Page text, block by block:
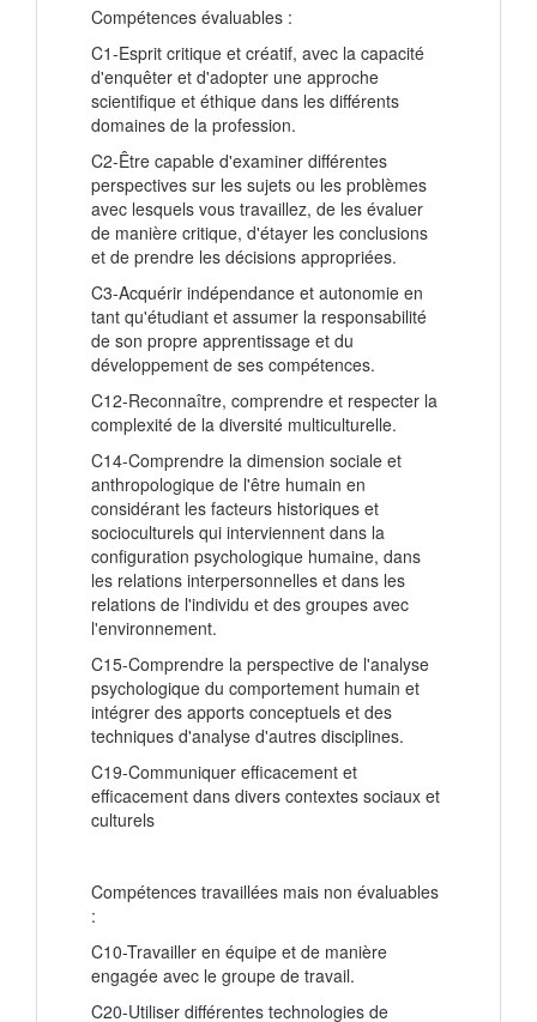
Compétences évaluables :
C1-Esprit critique et créatif, avec la capacité
d'enquêter et d'adopter une approche
scientifique et éthique dans les différents
domaines de la profession.
C2-Être capable d'examiner différentes
perspectives sur les sujets ou les problèmes
avec lesquels vous travaillez, de les évaluer
de manière critique, d'étayer les conclusions
et de prendre les décisions appropriées.
C3-Acquérir indépendance et autonomie en
tant qu'étudiant et assumer la responsabilité
de son propre apprentissage et du
développement de ses compétences.
C12-Reconnaître, comprendre et respecter la
complexité de la diversité multiculturelle.
C14-Comprendre la dimension sociale et
anthropologique de l'être humain en
considérant les facteurs historiques et
socioculturels qui interviennent dans la
configuration psychologique humaine, dans
les relations interpersonnelles et dans les
relations de l'individu et des groupes avec
l'environnement.
C15-Comprendre la perspective de l'analyse
psychologique du comportement humain et
intégrer des apports conceptuels et des
techniques d'analyse d'autres disciplines.
C19-Communiquer efficacement et
efficacement dans divers contextes sociaux et
culturels
Compétences travaillées mais non évaluables
:
C10-Travailler en équipe et de manière
engagée avec le groupe de travail.
C20-Utiliser différentes technologies de